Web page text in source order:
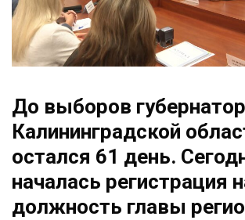
До выборов
Калининградской
остался 61 день.
началась регистрация
должность главы